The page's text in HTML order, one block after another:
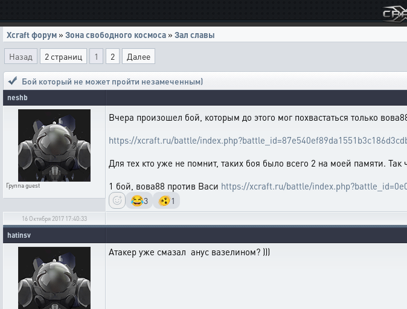
Xcraft форум » Зона свободного космоса » Зал славы
Назад
2 страниц 1 2 Далее
Бой который не может пройти незамеченным)
neshb
Группаguest
Вчера произошел бой, которым до этого мог похвастаться только
https://xcraft.ru/battle/
Для тех кто уже не помнит, таких боя было всего 2 на моей памяти. Так
1 бой, вова88 против Васи https://xcraft.ru/battle/
😂3 🫨1
16 Октября 2017 17:40:33
hatinsv
Атакер уже смазал анус вазелином? )))